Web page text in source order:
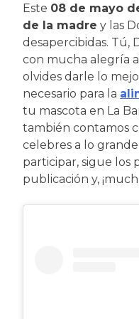
Este 08 de mayo
de la madre y las
desapercibidas. Tú,
con mucha alegría
olvides darle lo
necesario para la
tu mascota en La
también contamos
celebres a lo
participar, sigue los
publicación y,